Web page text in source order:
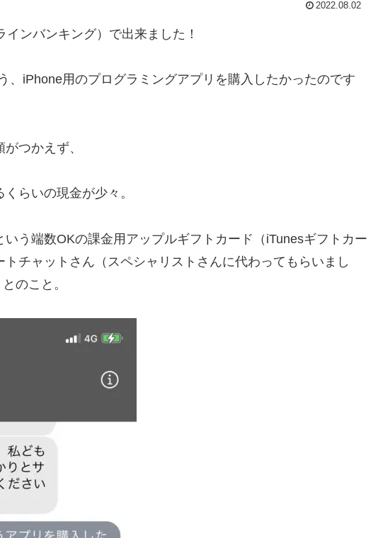
2022.08.02
ンバンキング）で出来ました！
、iPhone用のプログラミングアプリを購入したかったのです
つかえず、
らいの現金が少々。
う端数OKの課金用アップルギフトカード（iTunesギフトカー
トチャットさん（スペシャリストさんに代わってもらいまし
のこと。